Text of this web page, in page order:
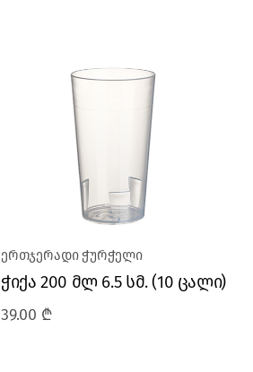
ერთჯერადი ჭურჭელი
ჭიქა 200 მლ 6.5 სმ. (10 ცალი)
39.00 ₾